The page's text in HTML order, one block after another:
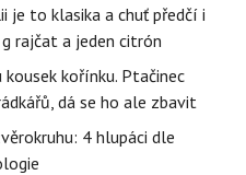
je to klasika a chuť předčí i
rajčat a jeden citrón
kořínku. Ptačinec
dá se ho ale zbavit
4 hlupáci dle